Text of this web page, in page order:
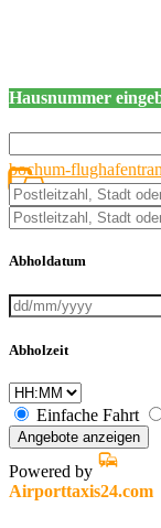
Hausnummer
bochum-
Abholdatum
Abholzeit
Einfache Fahrt
Angebote anzeigen
Powered by
Airporttaxis24.com